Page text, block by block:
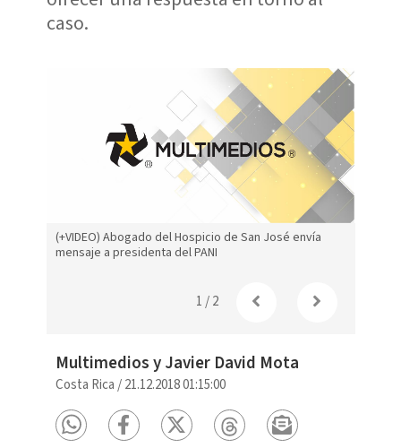
caso.
(+VIDEO) Abogado del Hospicio de San José envía
mensaje a presidenta del PANI
1/2
Multimedios y Javier David Mota
Costa Rica /21.12.2018 01:15:00